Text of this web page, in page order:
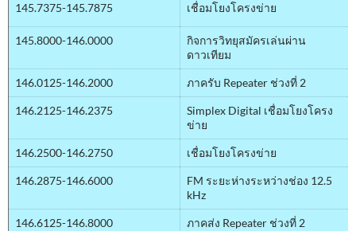
145.7375-145.7875 เชื่อมโยงโครงข่าย
145.8000-146.0000
กิจการวิทยุสมัครเล่นผ่าน
ดาวเทียม
146.0125-146.2000 ภาครับ Repeater ช่วงที่ 2
146.2125-146.2375
Simplex Digital เชื่อมโยงโครง
ข่าย
146.2500-146.2750 เชื่อมโยงโครงข่าย
146.2875-146.6000
FM ระยะห่างระหว่างช่อง 12.5
kHz
146.6125-146.8000 ภาคส่ง Repeater ช่วงที่ 2